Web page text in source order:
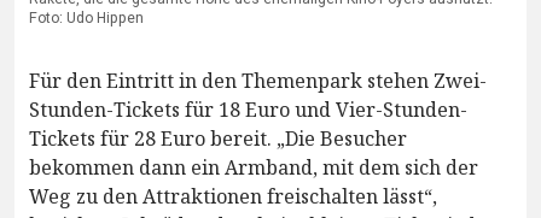
Foto: Udo Hippen
Für den Eintritt in den Themenpark stehen Zwei-
Stunden-Tickets für 18 Euro und Vier-Stunden-
Tickets für 28 Euro bereit. „Die Besucher
bekommen dann ein Armband, mit dem sich der
Weg zu den Attraktionen freischalten lässt“,